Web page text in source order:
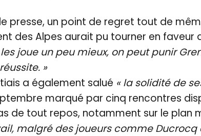
presse, un point de regret tout de
des Alpes aurait pu tourner en faveur
joue un peu mieux, on peut punir
»
a également salué « la solidité de
marqué par cinq rencontres
de tout repos, notamment sur le plan
malgré des joueurs comme